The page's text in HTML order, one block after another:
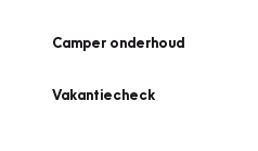
Camper onderhoud
Vakantiecheck